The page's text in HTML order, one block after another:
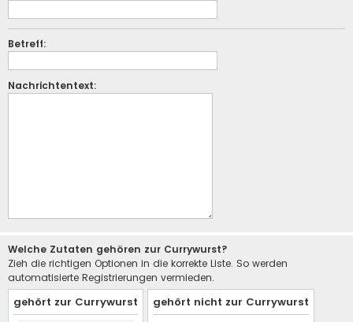
Betreff:
Nachrichtentext:
Welche Zutaten gehören zur Currywurst?
Zieh die richtigen Optionen in die korrekte Liste. So werden
automatisierte Registrierungen vermieden.
gehört zur Currywurst
gehört nicht zur Currywurst